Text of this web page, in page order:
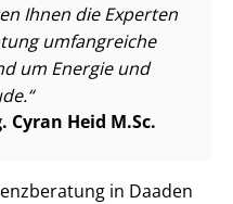
Ihnen die Experten
umfangreiche
um Energie und
Cyran Heid M.Sc.
in Daaden